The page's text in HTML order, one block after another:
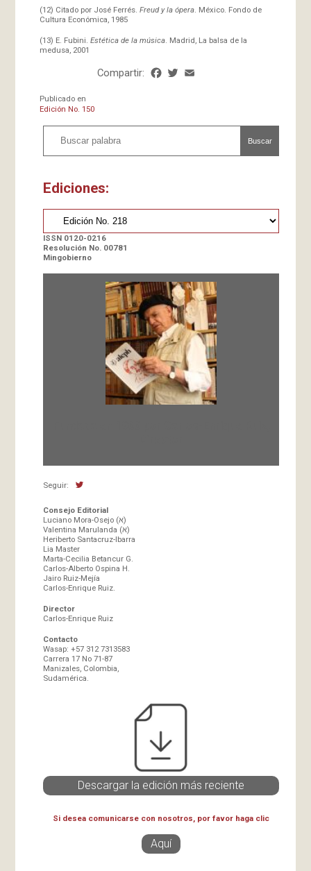
(12) Citado por José Ferrés. Freud y la ópera. México. Fondo de
Cultura Económica, 1985
(13) E. Fubini. Estética de la música. Madrid, La balsa de la
medusa, 2001
Compartir: Facebook
Twitter
Publicado en
Edición No. 150
Buscar
Ediciones:
ISSN 0120-0216
Resolución No. 00781
Mingobierno
Seguir:
Consejo Editorial
Luciano Mora-Osejo (א)
Valentina Marulanda (א)
Heriberto Santacruz-Ibarra
Lia Master
Marta-Cecilia Betancur G.
Carlos-Alberto Ospina H.
Jairo Ruiz-Mejía
Carlos-Enrique Ruiz.
Director
Carlos-Enrique Ruiz
Contacto
Wasap: +57 312 7313583
Carrera 17 No 71-87
Manizales, Colombia,
Sudamérica.
Descargar la edición más reciente
Si desea comunicarse con nosotros, por favor haga clic
Aquí